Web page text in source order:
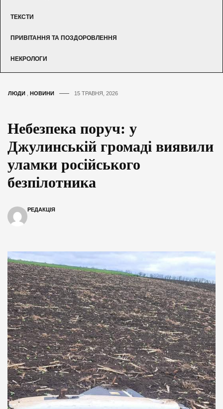
ТЕКСТИ
ПРИВІТАННЯ ТА ПОЗДОРОВЛЕННЯ
НЕКРОЛОГИ
ЛЮДИ НОВИНИ 15 ТРАВНЯ, 2026
Небезпека поруч: у
Джулинській громаді виявили
уламки російського
безпілотника
РЕДАКЦІЯ